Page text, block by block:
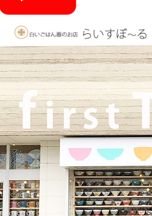
とっていただけます♪海外発送も承っており
知らせ≫ いつもご覧いただきありがとうご
年はGW頃オープンとなります！ご期待
年は11月3日（火）
までの営業となり
した≫ 2025年9月26日 東海テレビ 『ニュ
特化で差別化！「東海地方の専門店」コー
のお店 らいすぼーる 春日井店が紹介されま